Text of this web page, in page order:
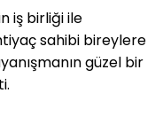
iş birliği ile
sahibi bireylere
güzel bir